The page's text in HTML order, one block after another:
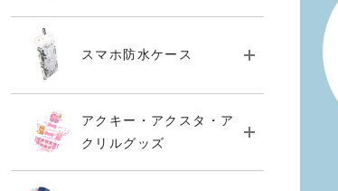
スマホ防水ケース
アクキー・アクスタ・ア
クリルグッズ